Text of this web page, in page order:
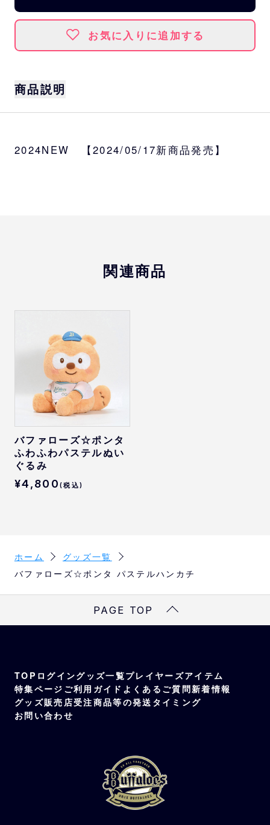
お気に入りに追加する
商品説明
2024NEW 【2024/05/17新商品発売】
関連商品
バファローズ☆ポンタ
ふわふわパステルぬい
ぐるみ
¥4,800 (税込)
ホーム
グッズ一覧
バファローズ☆ポンタ パステルハンカチ
PAGE TOP
TOP ログイングッズ一覧プレイヤーズアイテム
特集ページ ご利用ガイド よくあるご質問新着情報
グッズ販売店受注商品等の発送タイミング
お問い合わせ